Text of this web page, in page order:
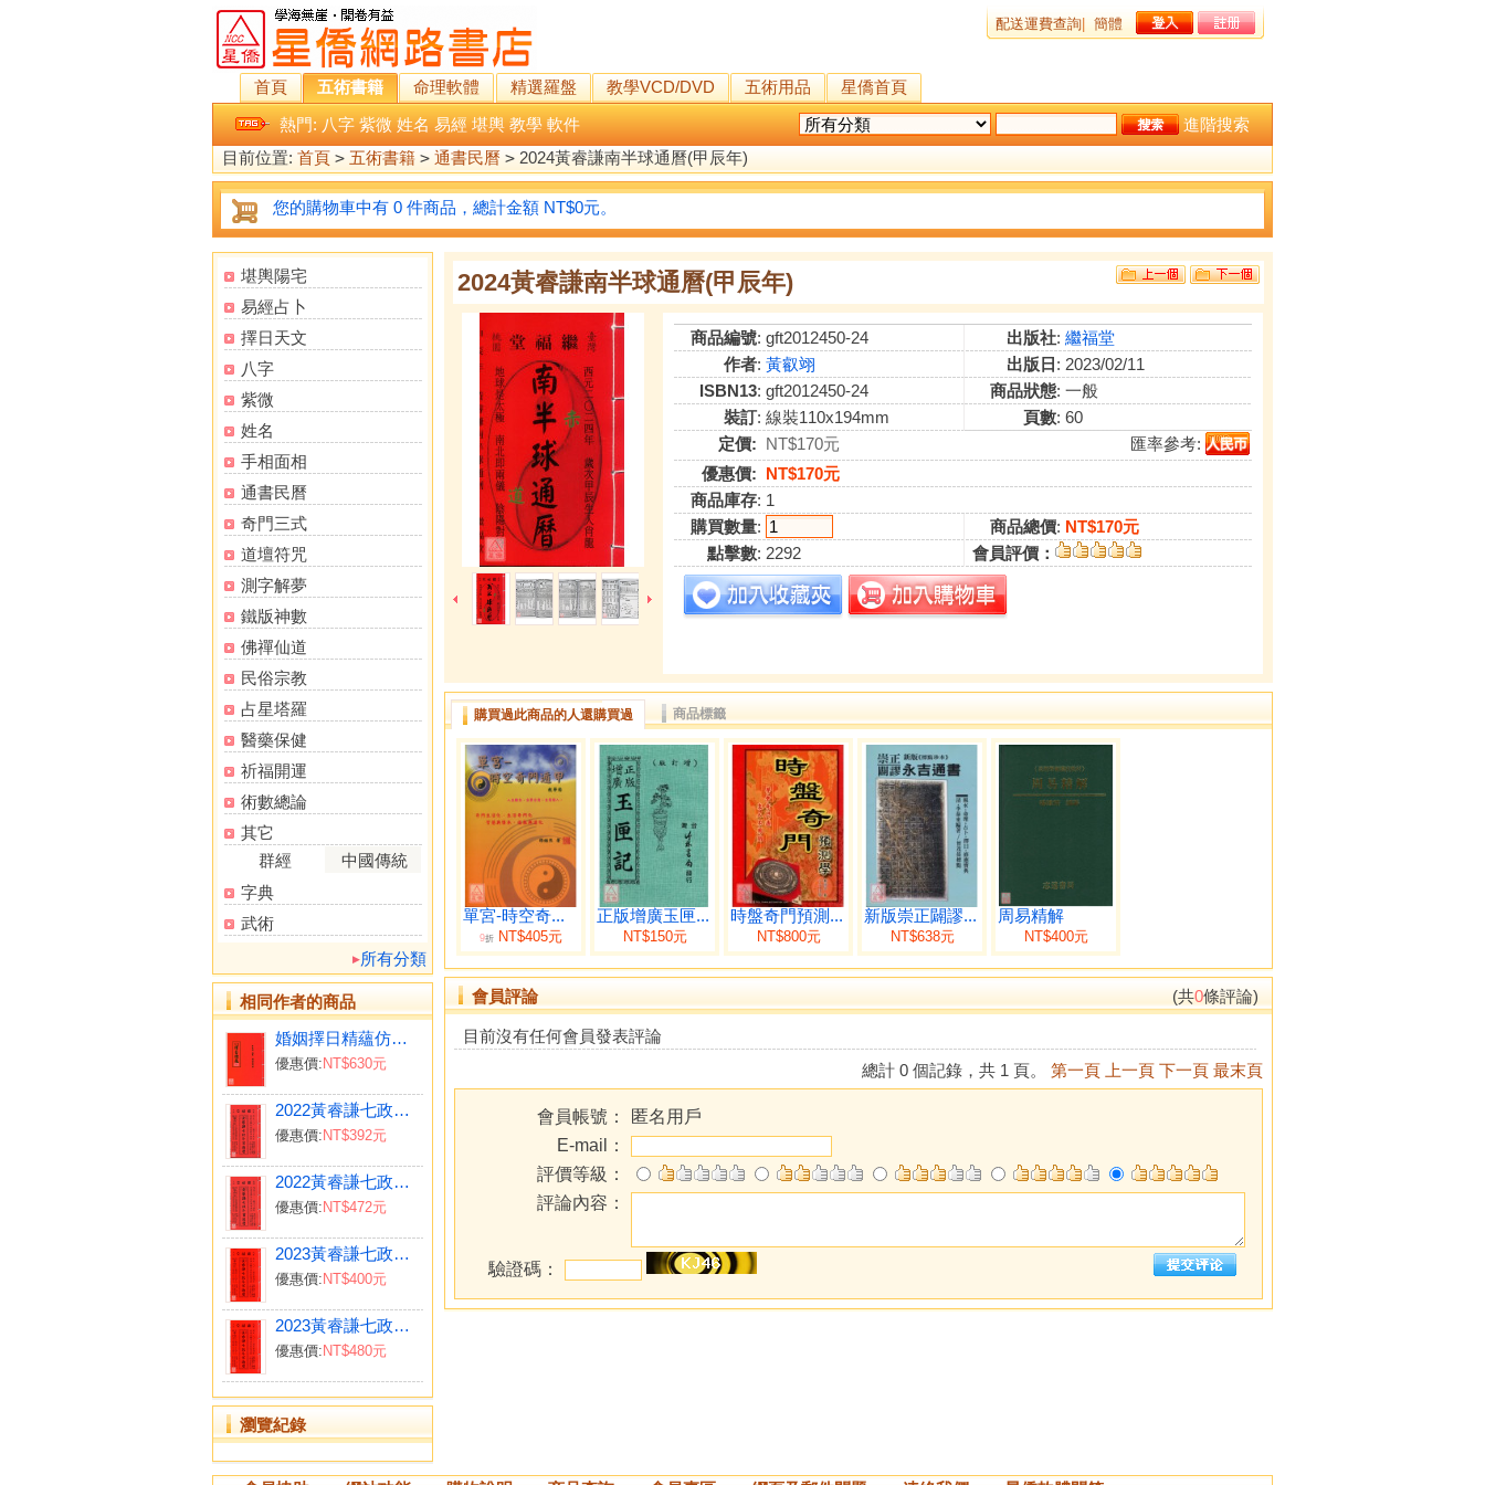
配送運費查詢 簡體
首頁 五術書籍 命理軟體 精選羅盤 教學VCD/DVD 五術用品
星僑首頁
熱門: 八字 紫微 姓名 易經 堪輿 教學 軟件
進階搜索
目前位置: 首頁 > 五術書籍 > 通書民曆 > 2024黃睿謙南半球通曆(甲辰年)
您的購物車中有 0 件商品，總計金額 NT$0元。
堪輿陽宅
易經占卜
擇日天文
八字
紫微
姓名
手相面相
通書民曆
奇門三式
道壇符咒
測字解夢
鐵版神數
佛禪仙道
民俗宗教
占星塔羅
醫藥保健
祈福開運
術數總論
其它
群經
中國傳統
字典
武術
所有分類
相同作者的商品
婚姻擇日精蘊仿古(上下卷合訂本)
優惠價: NT$630元
2022黃睿謙七政四餘通曆(平本通書)【民國111年】壬寅
優惠價: NT$392元
2022黃睿謙七政四餘通曆(大本通書)【民國111年】壬寅
優惠價: NT$472元
2023黃睿謙七政斗首通曆(平本通書)【民國112年】癸卯
優惠價: NT$400元
2023黃睿謙七政斗首通曆(大本通書)【民國112年】癸卯
優惠價: NT$480元
瀏覽紀錄
2024黃睿謙南半球通曆(甲辰年)
商品編號: gft2012450-24 出版社: 繼福堂
作者: 黃叡翊 出版日 : 2023/02/11
ISBN13: gft2012450-24 商品狀態: 一般
裝訂: 線裝110x194mm 頁數: 60
定價: NT$170元
匯率參考:
優惠價: NT$170元
商品庫存: 1
購買數量: 商品總價: NT$170元
點擊數: 2292 會員評價：
購買過此商品的人還購買過 商品標籤
單宮-時空奇...
9折 NT$405元
正版增廣玉匣...
NT$150元
時盤奇門預測...
NT$800元
新版崇正闢謬...
NT$638元
周易精解
NT$400元
會員評論 (共0條評論)
目前沒有任何會員發表評論
總計 0 個記錄，共 1 頁。 第一頁 上一頁 下一頁 最末頁
會員帳號：
匿名用戶
E-mail：
評價等級：
評論內容：
驗證碼：